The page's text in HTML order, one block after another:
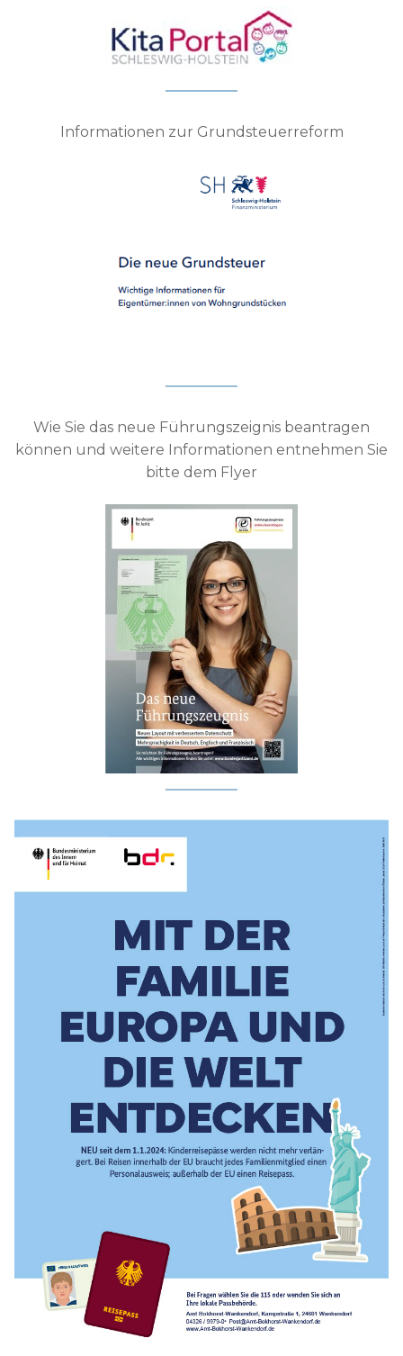
Informationen zur Grundsteuerreform
Wie Sie das neue Führungszeignis beantragen
können und weitere Informationen entnehmen Sie
bitte dem Flyer